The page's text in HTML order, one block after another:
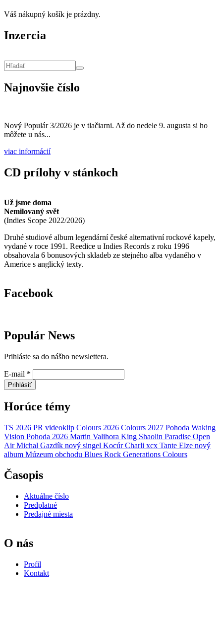
Váš nákupný košík je prázdny.
Inzercia
Najnovšie číslo
Nový Populár 3/2026 je v tlačiarni. Až do nedele 9. augusta si ho
môžete u nás...
viac informácií
CD prílohy v stánkoch
Už jsme doma
Nemilovaný svět
(Indies Scope 2022/2026)
Druhé studiové album legendární české alternativní rockové kapely,
vydané v roce 1991. Reedice u Indies Records z roku 1996
obsahovala 6 bonusových skladeb ze stejného alba vydaného v
Americe s anglický texty.
Facebook
Populár News
Prihláste sa do nášho newslettera.
E-mail *
Prihlásiť
Horúce témy
TS 2026 PR videoklip Colours 2026 Colours 2027 Pohoda Waking
Vision Pohoda 2026 Martin Valihora King Shaolin Paradise Open
Air Michal Gazdík nový singel Kocúr Charli xcx Tante Elze nový
album Múzeum obchodu Blues Rock Generations Colours
Časopis
Aktuálne číslo
Predplatné
Predajné miesta
O nás
Profil
Kontakt